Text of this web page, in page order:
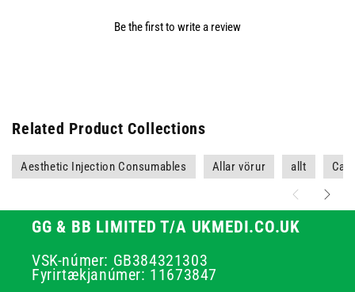
Be the first to write a review
Related Product Collections
Aesthetic Injection Consumables Allar vörur allt
GG & BB LIMITED T/A UKMEDI.CO.UK
VSK-númer: GB384321303
Fyrirtækjanúmer: 11673847